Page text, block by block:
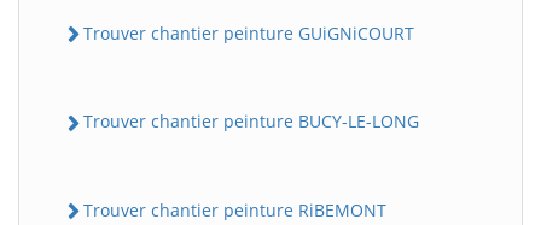
Trouver chantier peinture GUiGNiCOURT
Trouver chantier peinture BUCY-LE-LONG
Trouver chantier peinture RiBEMONT